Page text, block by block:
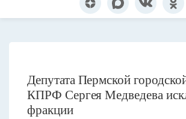
Депутата Пермской
КПРФ Сергея Медведева
фракции